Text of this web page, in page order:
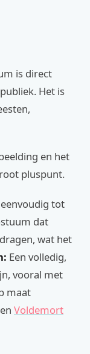
is direct
Het is
en het
pluspunt.
tot
dat
wat het
Een volledig,
vooral met
maat
Voldemort